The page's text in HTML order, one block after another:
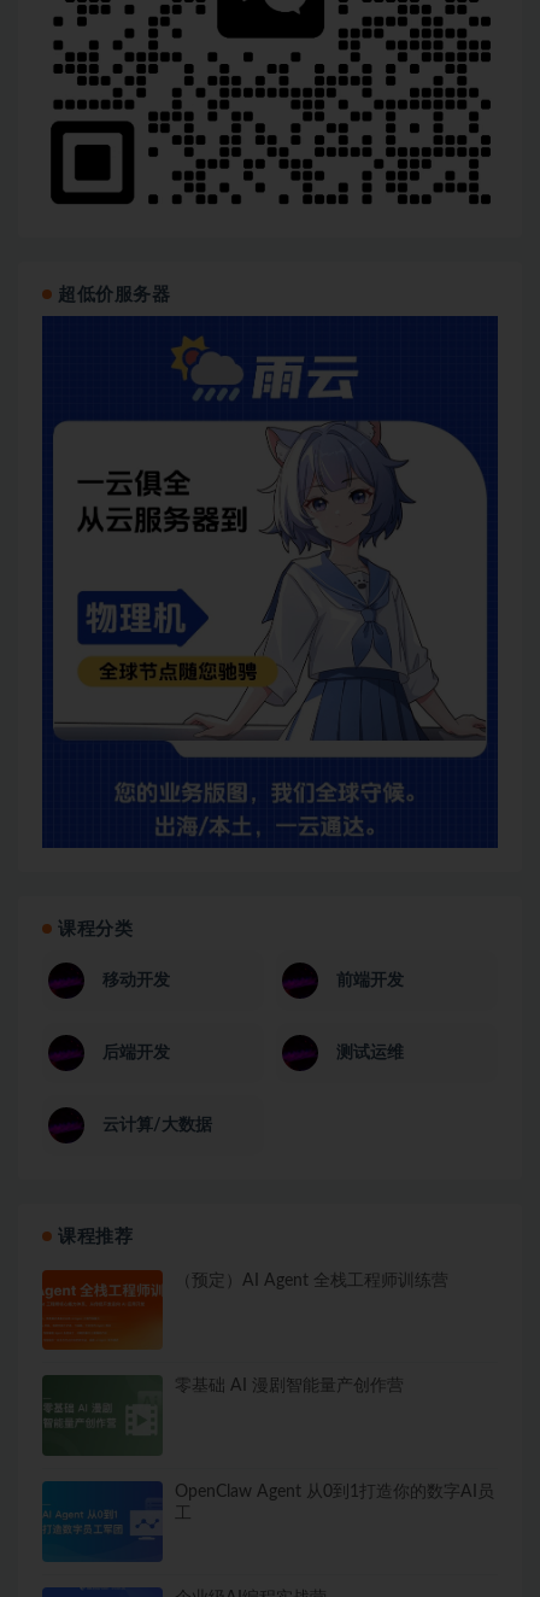
超低价服务器
课程分类
移动开发 前端开发
后端开发 测试运维
云计算/大数据
课程推荐
（预定）AI Agent 全栈工程师训练营
零基础 AI 漫剧智能量产创作营
OpenClaw Agent 从0到1打造你的数字AI员
工